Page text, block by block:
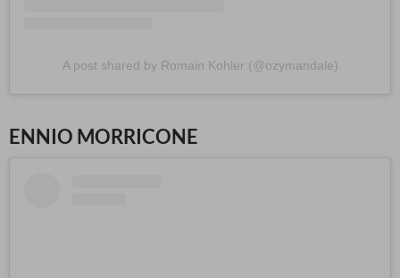
A post shared by Romain Kohler (@ozymandale)
ENNIO MORRICONE